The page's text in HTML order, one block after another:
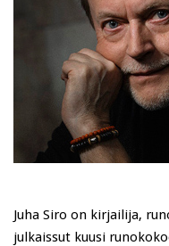
Juha Siro on kirjailija,
julkaissut kuusi